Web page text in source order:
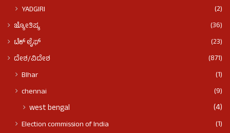
YADGIRI
(2)
ಜ್ಯೋತಿಷ್ಯ
(36)
ಟೆಕ್ ಲೈಫ್
(23)
ದೇಶ/ವಿದೇಶ
(871)
BIhar
(1)
chennai
(9)
west bengal (4)
Election commission of India
(1)